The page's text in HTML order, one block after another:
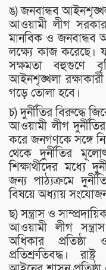
ঙ) জনবান্ধব
আওয়ামী লীগ সরকার
মানবিক ও জনবান্ধব
লক্ষ্যে কাজ করেছে।
সক্ষমতা বহুগুণে
আইনশৃঙ্খলা
গড়ে তোলা হবে।
চ) দুর্নীতির বিরুদ্ধে
আওয়ামী লীগ
করে জনগণকে সঙ্গে
থেকে দুর্নীতির
শিক্ষার্থীদের মধ্যে
জন্য পাঠ্যক্রমে
বিষয়ে অধ্যায়
ছ) সন্ত্রাস ও
আওয়ামী লীগ
অধিকার
প্রতিশ্রুতিবদ্ধ।